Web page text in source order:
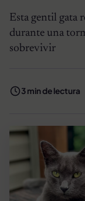
Esta gentil gata
durante una
sobrevivir
3 min de lectura